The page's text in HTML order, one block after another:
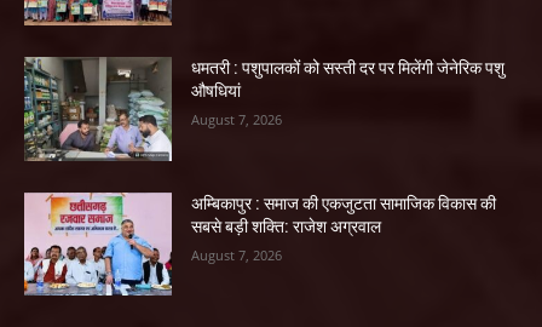
धमतरी : पशुपालकों को सस्ती दर पर मिलेंगी जेनेरिक पशु
औषधियां
August 7, 2026
अम्बिकापुर : समाज की एकजुटता सामाजिक विकास की
सबसे बड़ी शक्ति: राजेश अग्रवाल
August 7, 2026